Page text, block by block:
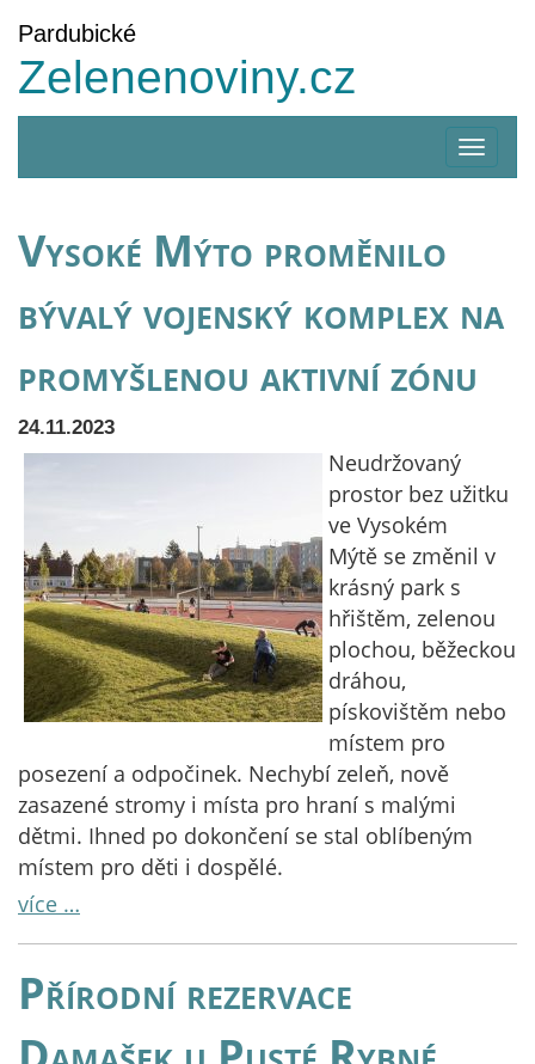
Pardubické
Zelenenoviny.cz
menu
Vysoké Mýto proměnilo
bývalý vojenský komplex na
promyšlenou aktivní zónu
24.11.2023
Neudržovaný
prostor bez užitku
ve Vysokém
Mýtě se změnil v
krásný park s
hřištěm, zelenou
plochou, běžeckou
dráhou,
pískovištěm nebo
místem pro
posezení a odpočinek. Nechybí zeleň, nově
zasazené stromy i místa pro hraní s malými
dětmi. Ihned po dokončení se stal oblíbeným
místem pro děti i dospělé.
více …
Přírodní rezervace